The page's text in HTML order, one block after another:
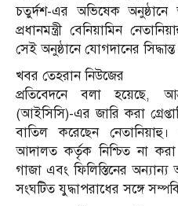
চতুর্দশ-এর অভিষেক
প্রধানমন্ত্রী বেনিয়ামিন
সেই অনুষ্ঠানে যোগদানের
খবর তেহরান নিউজের
প্রতিবেদনে বলা হয়েছে,
(আইসিসি)-এর জারি করা
বাতিল করেছেন নেতানিয়াহু।
আদালত কর্তৃক নিশ্চিত না
গাজা এবং ফিলিস্তিনের অন্যান্য
সংঘটিত যুদ্ধাপরাধের সঙ্গে